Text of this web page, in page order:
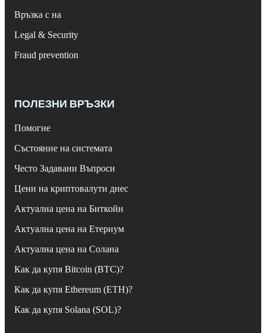
Връзка с на
Legal & Security
Fraud prevention
ПОЛЕЗНИ ВРЪЗКИ
Помогне
Състояние на системата
Често Задавани Въпроси
Цени на криптовалути днес
Актуална цена на Биткойн
Актуална цена на Етериум
Актуална цена на Солана
Как да купя Bitcoin (BTC)?
Как да купя Ethereum (ETH)?
Как да купя Solana (SOL)?